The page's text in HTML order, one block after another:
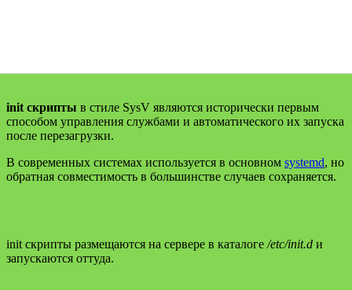
init скрипты в стиле SysV являются исторически первым
способом управления службами и автоматического их запуска
после перезагрузки.
В современных системах используется в основном systemd, но
обратная совместимость в большинстве случаев сохраняется.
init скрипты размещаются на сервере в каталоге /etc/init.d и
запускаются оттуда.